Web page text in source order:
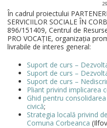
29
În cadrul proiectului
SERVICIILOR SOCIALE ÎN
896/151409, Centrul de
PRO VOCAȚIE, organizația
livrabile de interes general:
Suport de curs –
Suport de curs –
Suport de curs –
Pliant privind implicarea
Ghid pentru
civică;
Strategia locală privind
Comuna Corbeanca